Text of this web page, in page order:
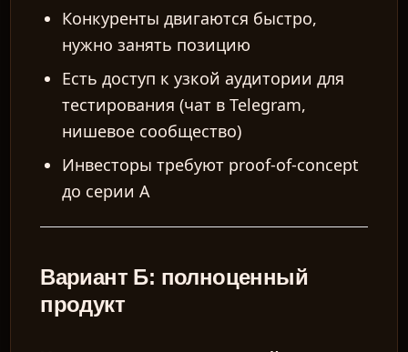
Конкуренты двигаются быстро,
нужно занять позицию
Есть доступ к узкой аудитории для
тестирования (чат в Telegram,
нишевое сообщество)
Инвесторы требуют proof-of-concept
до серии А
Вариант Б: полноценный
продукт